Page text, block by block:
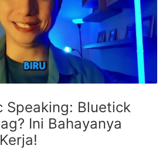
Speaking: Bluetick
Ini Bahayanya